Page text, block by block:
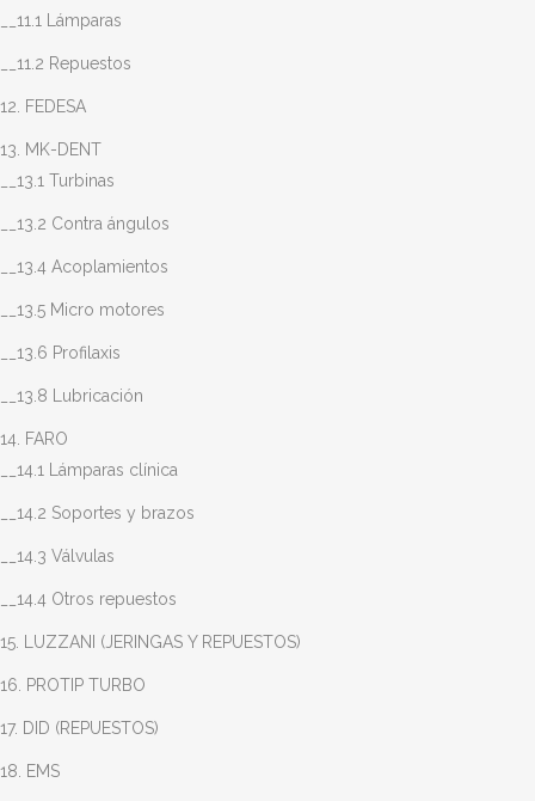
__11.1 Lámparas
__11.2 Repuestos
12. FEDESA
13. MK-DENT
__13.1 Turbinas
__13.2 Contra ángulos
__13.4 Acoplamientos
__13.5 Micro motores
__13.6 Profilaxis
__13.8 Lubricación
14. FARO
__14.1 Lámparas clínica
__14.2 Soportes y brazos
__14.3 Válvulas
__14.4 Otros repuestos
15. LUZZANI (JERINGAS Y REPUESTOS)
16. PROTIP TURBO
17. DID (REPUESTOS)
18. EMS